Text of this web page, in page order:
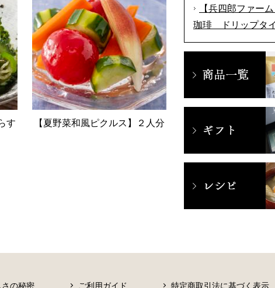
す
【夏野菜和風ピクルス】２人分
【兵四郎ファー
珈琲 ドリップタ
の秘密 ご利用ガイド 特定商取引法に基づく表示